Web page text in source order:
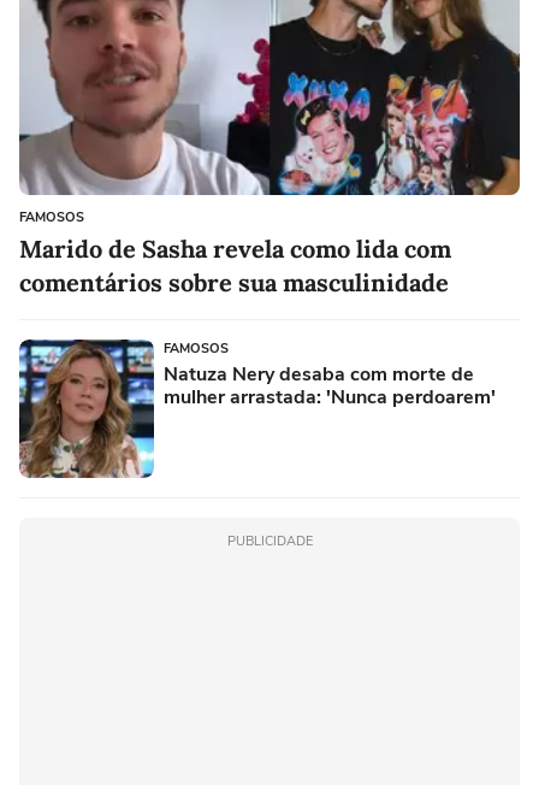
FAMOSOS
Marido de Sasha revela como lida com
comentários sobre sua masculinidade
FAMOSOS
Natuza Nery desaba com morte de
mulher arrastada: 'Nunca perdoarem'
PUBLICIDADE